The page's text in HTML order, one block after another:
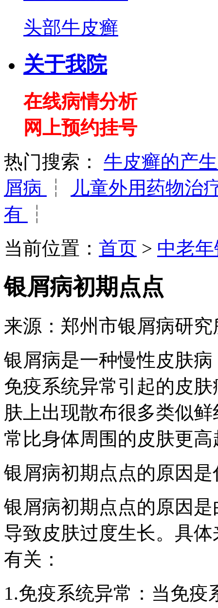
头部牛皮癣
关于我院
在线病情分析
网上预约挂号
热门搜索：
牛皮癣的产
屑病
┆
儿童外用药物治
有
┆
当前位置： 首页 > 中老
银屑病初期点点
来源：郑州市银屑病研
银屑病是一种慢性皮肤
免疫系统异常引起的皮
肤上出现散布很多类似
常比身体周围的皮肤更
银屑病初期点点的原因是
银屑病初期点点的原因
导致皮肤过度生长。具
有关：
1.免疫系统异常：当免